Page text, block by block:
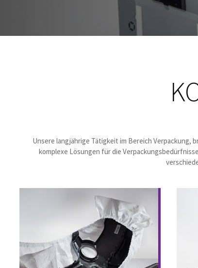
Unsere langjährige Tätigkeit im Bereich Verpackung,
komplexe Lösungen für die